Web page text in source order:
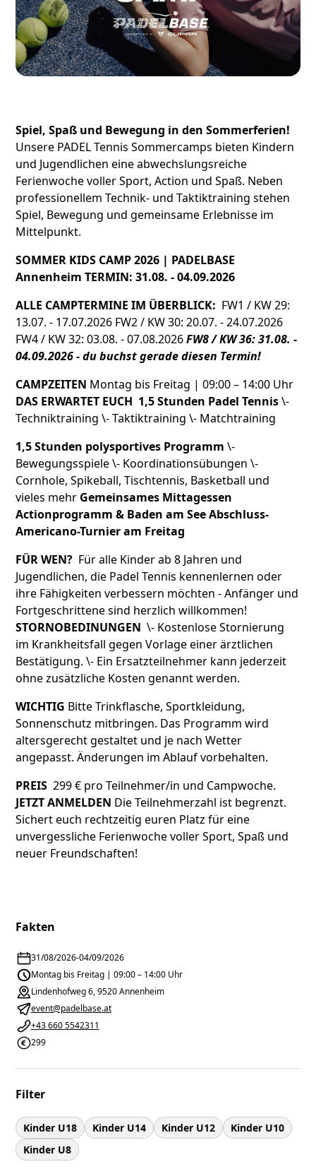
Fakten
31/08/2026-04/09/2026
Montag bis Freitag | 09:00 – 14:00 Uhr
Lindenhofweg 6, 9520 Annenheim
event@padelbase.at
+43 660 5542311
299
Filter
Kinder U18 Kinder U14 Kinder U12
Kinder U10
Kinder U8
Spiel, Spaß und Bewegung in den Sommerferien!
Unsere PADEL Tennis Sommercamps bieten Kindern
und Jugendlichen eine abwechslungsreiche
Ferienwoche voller Sport, Action und Spaß. Neben
professionellem Technik- und Taktiktraining stehen
Spiel, Bewegung und gemeinsame Erlebnisse im
Mittelpunkt.
SOMMER KIDS CAMP 2026 | PADELBASE
Annenheim TERMIN: 31.08. - 04.09.2026
ALLE CAMPTERMINE IM ÜBERBLICK: FW1 / KW 29:
13.07. - 17.07.2026 FW2 / KW 30: 20.07. - 24.07.2026
FW4 / KW 32: 03.08. - 07.08.2026FW8 / KW 36: 31.08. -
04.09.2026 - du buchst gerade diesen Termin!
CAMPZEITEN Montag bis Freitag | 09:00 – 14:00 Uhr
DAS ERWARTET EUCH 1,5 Stunden Padel Tennis\-
Techniktraining \- Taktiktraining \- Matchtraining
1,5 Stunden polysportives Programm \-
Bewegungsspiele \- Koordinationsübungen \-
Cornhole, Spikeball, Tischtennis, Basketball und
vieles mehr Gemeinsames Mittagessen
Actionprogramm & Baden am SeeAbschluss-
Americano-Turnier am Freitag
FÜR WEN? Für alle Kinder ab 8 Jahren und
Jugendlichen, die Padel Tennis kennenlernen oder
ihre Fähigkeiten verbessern möchten - Anfänger und
Fortgeschrittene sind herzlich willkommen!
STORNOBEDINUNGEN \- Kostenlose Stornierung
im Krankheitsfall gegen Vorlage einer ärztlichen
Bestätigung. \- Ein Ersatzteilnehmer kann jederzeit
ohne zusätzliche Kosten genannt werden.
WICHTIG Bitte Trinkflasche, Sportkleidung,
Sonnenschutz mitbringen. Das Programm wird
altersgerecht gestaltet und je nach Wetter
angepasst. Änderungen im Ablauf vorbehalten.
PREIS 299 € pro Teilnehmer/in und Campwoche.
JETZT ANMELDEN Die Teilnehmerzahl ist begrenzt.
Sichert euch rechtzeitig euren Platz für eine
unvergessliche Ferienwoche voller Sport, Spaß und
neuer Freundschaften!